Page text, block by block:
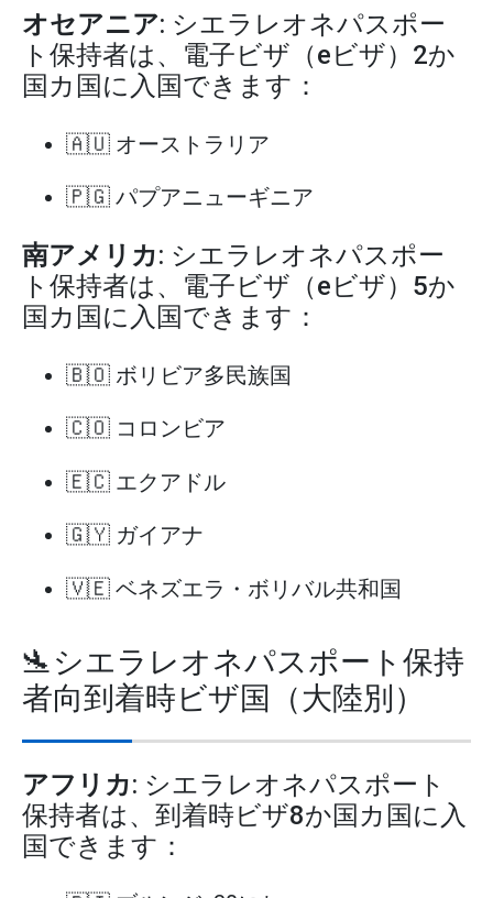
オセアニア: シエラレオネパスポー
ト保持者は、電子ビザ（eビザ）2か
国カ国に入国できます：
🇦🇺 オーストラリア
🇵🇬 パプアニューギニア
南アメリカ: シエラレオネパスポー
ト保持者は、電子ビザ（eビザ）5か
国カ国に入国できます：
🇧🇴 ボリビア多民族国
🇨🇴 コロンビア
🇪🇨 エクアドル
🇬🇾 ガイアナ
🇻🇪 ベネズエラ・ボリバル共和国
🛬シエラレオネパスポート保持
者向到着時ビザ国（大陸別）
アフリカ: シエラレオネパスポート
保持者は、到着時ビザ8か国カ国に入
国できます：